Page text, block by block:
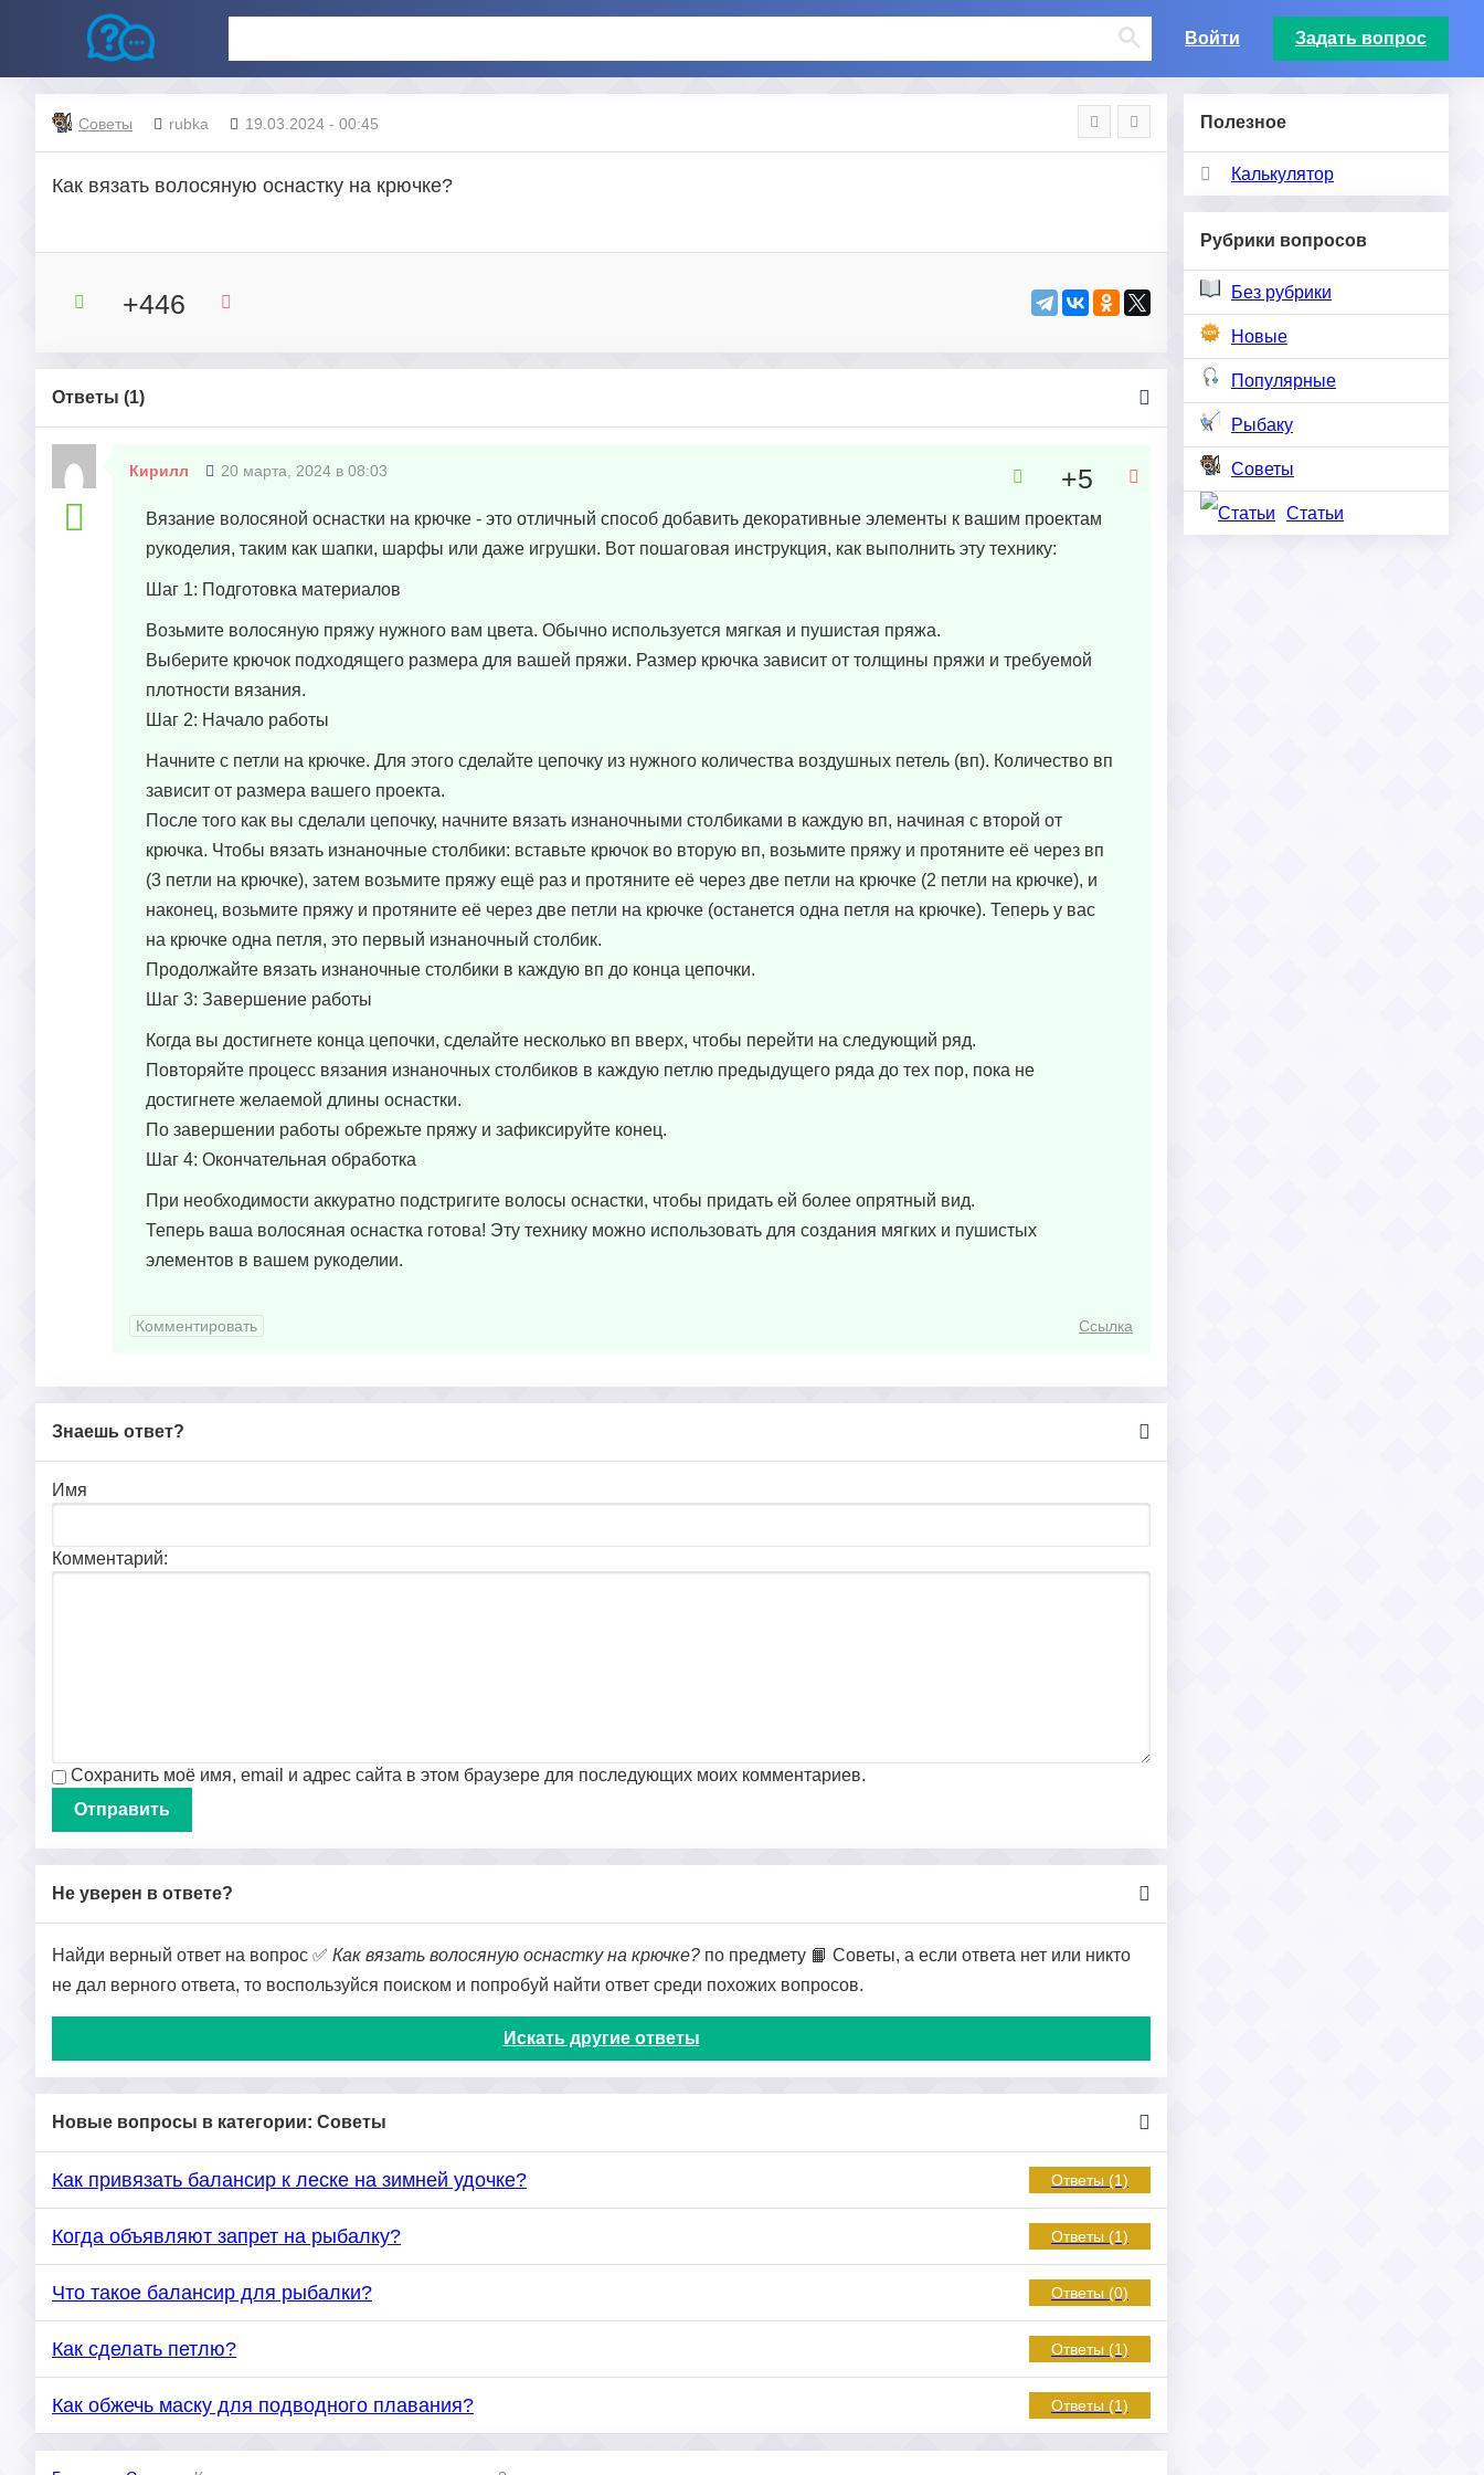
Войти Задать вопрос
Полезное
Калькулятор
Рубрики вопросов
Без рубрики
Новые
Популярные
Рыбаку
Советы
Статьи
Советы rubka 19.03.2024 - 00:45
Как вязать волосяную оснастку на крючке?
+446
Ответы (1)
Кирилл 20 марта, 2024 в 08:03
Вязание волосяной оснастки на крючке - это отличный способ добавить декоративные элементы к вашим проектам
рукоделия, таким как шапки, шарфы или даже игрушки. Вот пошаговая инструкция, как выполнить эту технику:
Шаг 1: Подготовка материалов
Возьмите волосяную пряжу нужного вам цвета. Обычно используется мягкая и пушистая пряжа.
Выберите крючок подходящего размера для вашей пряжи. Размер крючка зависит от толщины пряжи и требуемой
плотности вязания.
Шаг 2: Начало работы
Начните с петли на крючке. Для этого сделайте цепочку из нужного количества воздушных петель (вп). Количество вп
зависит от размера вашего проекта.
После того как вы сделали цепочку, начните вязать изнаночными столбиками в каждую вп, начиная с второй от
крючка. Чтобы вязать изнаночные столбики: вставьте крючок во вторую вп, возьмите пряжу и протяните её через вп
(3 петли на крючке), затем возьмите пряжу ещё раз и протяните её через две петли на крючке (2 петли на крючке), и
наконец, возьмите пряжу и протяните её через две петли на крючке (останется одна петля на крючке). Теперь у вас
на крючке одна петля, это первый изнаночный столбик.
Продолжайте вязать изнаночные столбики в каждую вп до конца цепочки.
Шаг 3: Завершение работы
Когда вы достигнете конца цепочки, сделайте несколько вп вверх, чтобы перейти на следующий ряд.
Повторяйте процесс вязания изнаночных столбиков в каждую петлю предыдущего ряда до тех пор, пока не
достигнете желаемой длины оснастки.
По завершении работы обрежьте пряжу и зафиксируйте конец.
Шаг 4: Окончательная обработка
При необходимости аккуратно подстригите волосы оснастки, чтобы придать ей более опрятный вид.
Теперь ваша волосяная оснастка готова! Эту технику можно использовать для создания мягких и пушистых
элементов в вашем рукоделии.
+5
Комментировать Ссылка
Знаешь ответ?
Имя
Комментарий:
Сохранить моё имя, email и адрес сайта в этом браузере для последующих моих комментариев.
Не уверен в ответе?
Найди верный ответ на вопрос ✅ Как вязать волосяную оснастку на крючке? по предмету 📙 Советы, а если ответа нет или никто
не дал верного ответа, то воспользуйся поиском и попробуй найти ответ среди похожих вопросов.
Искать другие ответы
Новые вопросы в категории: Советы
Как привязать балансир к леске на зимней удочке? Ответы (1)
Когда объявляют запрет на рыбалку? Ответы (1)
Что такое балансир для рыбалки? Ответы (0)
Как сделать петлю? Ответы (1)
Как обжечь маску для подводного плавания? Ответы (1)